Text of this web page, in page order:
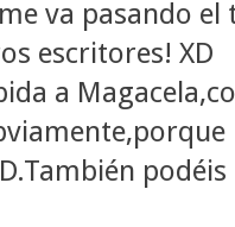
va pasando el
escritores! XD
a